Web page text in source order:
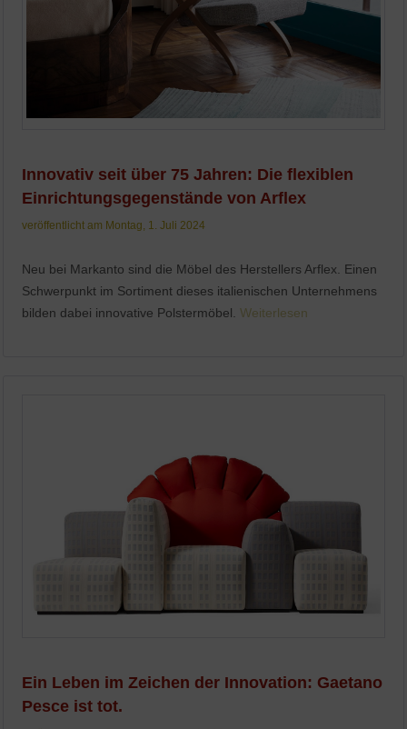
Innovativ seit über 75 Jahren: Die flexiblen
Einrichtungsgegenstände von Arflex
veröffentlicht am Montag, 1. Juli 2024
Neu bei Markanto sind die Möbel des Herstellers Arflex. Einen
Schwerpunkt im Sortiment dieses italienischen Unternehmens
bilden dabei innovative Polstermöbel.Weiterlesen
Ein Leben im Zeichen der Innovation: Gaetano
Pesce ist tot.